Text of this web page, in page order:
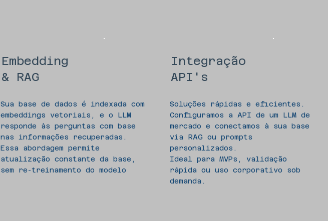
Soluções rápidas e eficientes.
Configuramos a API de um LLM de
mercado e conectamos à sua base
via RAG ou prompts
personalizados.
Ideal para MVPs, validação
rápida ou uso corporativo sob
demanda.
Integração
API's
Sua base de dados é indexada com
embeddings vetoriais, e o LLM
responde às perguntas com base
nas informações recuperadas.
Essa abordagem permite
atualização constante da base,
sem re-treinamento do modelo
Embedding
& RAG